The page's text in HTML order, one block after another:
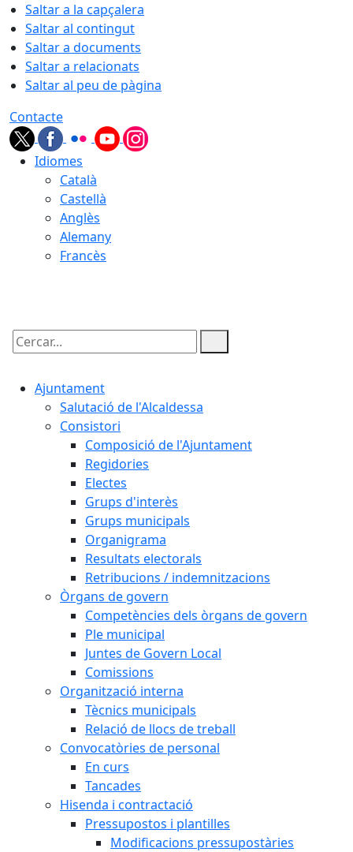
Saltar a la capçalera
Saltar al contingut
Saltar a documents
Saltar a relacionats
Saltar al peu de pàgina
Contacte
Idiomes
Català
Castellà
Anglès
Alemany
Francès
Cercar:
Ajuntament
Salutació de l'Alcaldessa
Consistori
Composició de l'Ajuntament
Regidories
Electes
Grups d'interès
Grups municipals
Organigrama
Resultats electorals
Retribucions / indemnitzacions
Òrgans de govern
Competències dels òrgans de govern
Ple municipal
Juntes de Govern Local
Comissions
Organització interna
Tècnics municipals
Relació de llocs de treball
Convocatòries de personal
En curs
Tancades
Hisenda i contractació
Pressupostos i plantilles
Modificacions pressupostàries